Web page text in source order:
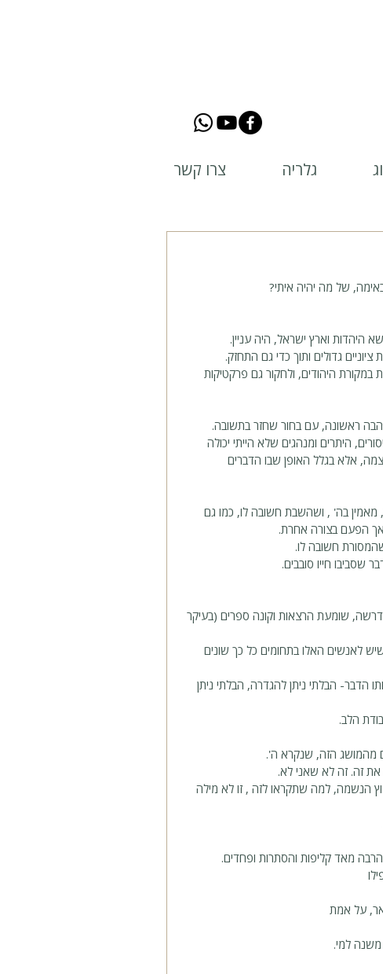
גלריה צרו קשר
של מה יהיה איתי?
היהדות וארץ ישראל, היה עניין.
במקורת היהודים, ולחקור גם פרקטיקות
היתרים ומנהגים שלא הייתי יכולה
אלא בגלל האופן שבו הדברים
חובש כיפה, מאמין בה' , ושהשבת חשובה לו, כמו גם
אך הפעם בצורה אחרת.
חשובה לו.
שסביבו חייו סובבים.
שומעת הרצאות וקונה ספרים (בעיקר
לאנשים האלו בתחומים כל כך שונים
הדבר- הבלתי ניתן להגדרה, הבלתי ניתן
הלב.
מהמושג הזה, שנקרא ה'.
את זה. זה לא שאני לא.
הנשמה, למה שתקראו לזה , זו לא מילה
מאד קליפות והסתרות ופחדים.
על אמת
למי.